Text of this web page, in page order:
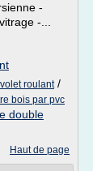
-
-...
roulant/
bois par pvc
double
Haut de page